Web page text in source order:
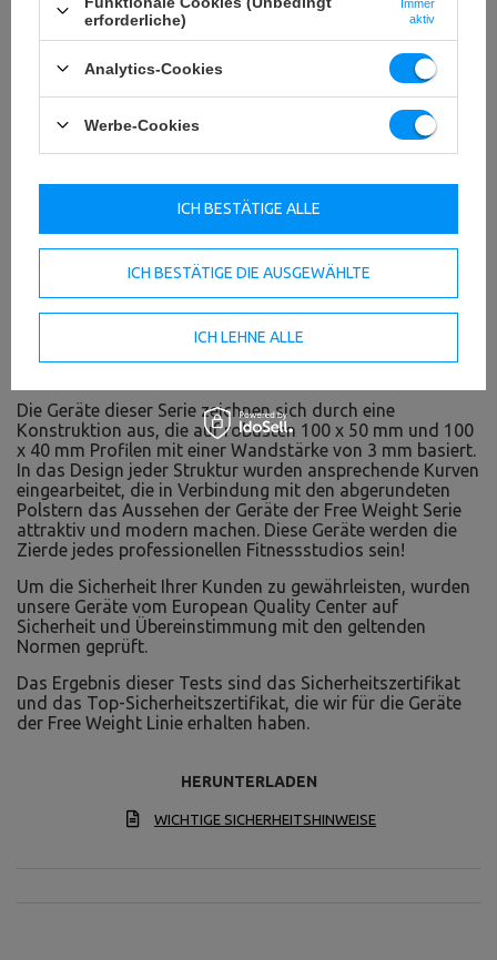
Free Weight Serie - Freihanteltraining
Die Free Weight Serie von Marbo ist ein kommerzielles
Freihantelgerät, das für professionelle Bodybuilder
Die Geräte dieser Serie zeichnen sich durch eine
Konstruktion aus, die auf robusten 100 x 50 mm und 100
x 40 mm Profilen mit einer Wandstärke von 3 mm basiert.
In das Design jeder Struktur wurden ansprechende Kurven
eingearbeitet, die in Verbindung mit den abgerundeten
Polstern das Aussehen der Geräte der Free Weight Serie
attraktiv und modern machen. Diese Geräte werden die
Zierde jedes professionellen Fitnessstudios sein!
Um die Sicherheit Ihrer Kunden zu gewährleisten, wurden
unsere Geräte vom European Quality Center auf
Sicherheit und Übereinstimmung mit den geltenden
Normen geprüft.
Das Ergebnis dieser Tests sind das Sicherheitszertifikat
und das Top-Sicherheitszertifikat, die wir für die Geräte
der Free Weight Linie erhalten haben.
HERUNTERLADEN
WICHTIGE SICHERHEITSHINWEISE
erforderliche)
Immer
aktiv
Analytics-Cookies
Werbe-Cookies
ICH BESTÄTIGE DIE AUSGEWÄHLTE
ICH LEHNE ALLE
ICH BESTÄTIGE ALLE